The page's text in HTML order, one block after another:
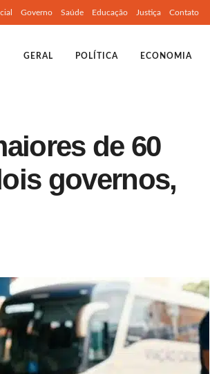
Governo Saúde Educação Justiça Contato
GERAL POLÍTICA ECONOMIA
de 60
governos,